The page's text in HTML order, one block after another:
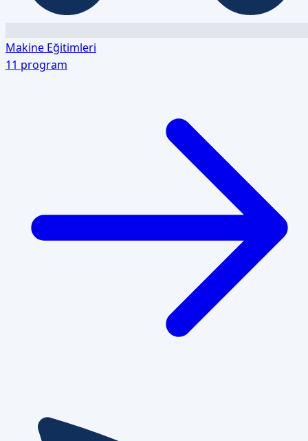
Makine Eğitimleri
11 program